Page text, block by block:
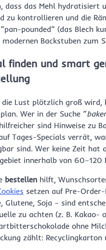
dass das Mehl hydratisiert
zu kontrollieren und die
pounded” (das Blech
modernen Backstuben zum
finden und smart
die Lust plötzlich groß wird,
Wer in der Suche “
sind Hinweise zu
Tages-Specials verrät,
sind. Wer keine Zeit hat
innerhalb von
bestellen hilft,
setzen auf Pre-
Glutene, Soja – sind
zu achten (z. B. Kakao-
ohne
zählt: